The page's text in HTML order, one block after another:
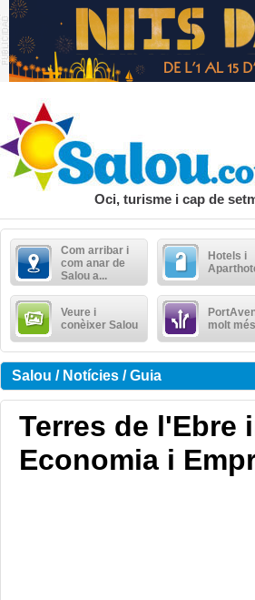
Oci, turisme i cap de
Com arribar i
com anar de
Salou a...
Hotels i
Veure i
conèixer Salou
molt més
Salou / Notícies / Guia
Terres de l'Ebre
Economia i